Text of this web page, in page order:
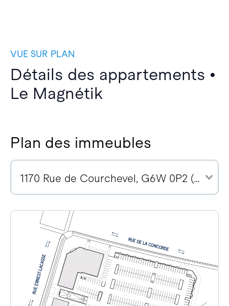
VUE SUR PLAN
Détails des appartements •
Le Magnétik
Plan des immeubles
1170 Rue de Courchevel, G6W 0P2 (14)